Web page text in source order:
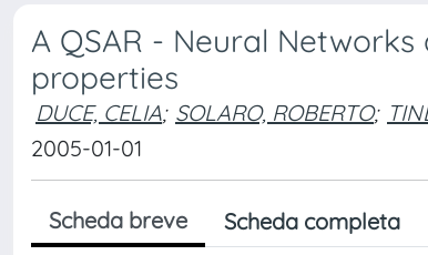
A QSAR - Neural
properties
DUCE, CELIA; SOLARO, ROBERTO;
2005-01-01
Scheda breve Scheda completa